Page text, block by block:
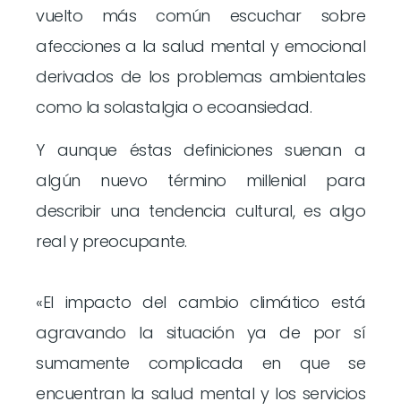
vuelto más común escuchar sobre
afecciones a la salud mental y emocional
derivados de los problemas ambientales
como la solastalgia o ecoansiedad.
Y aunque éstas definiciones suenan a
algún nuevo término millenial para
describir una tendencia cultural, es algo
real y preocupante.
«El impacto del cambio climático está
agravando la situación ya de por sí
sumamente complicada en que se
encuentran la salud mental y los servicios